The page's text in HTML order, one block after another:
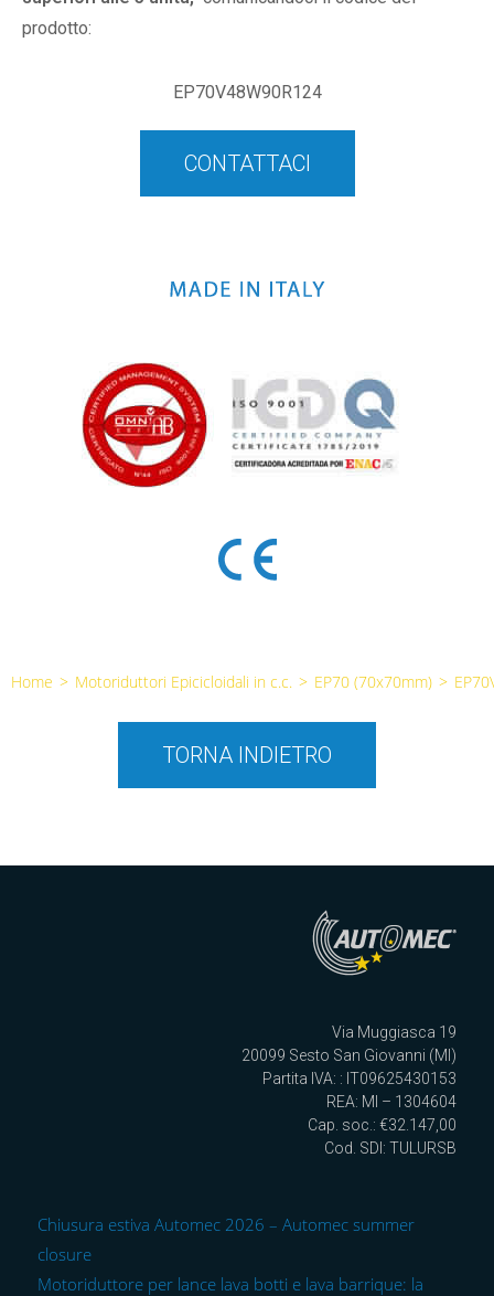
prodotto:
EP70V48W90R124
CONTATTACI
Home > Motoriduttori Epicicloidali in c.c. > EP70 (70x70mm) >
TORNA INDIETRO
Via Muggiasca 19
20099 Sesto San Giovanni (MI)
Partita IVA: : IT09625430153
REA: MI – 1304604
Cap. soc.: €32.147,00
Cod. SDI: TULURSB
Chiusura estiva Automec 2026 – Automec summer
closure
Motoriduttore per lance lava botti e lava barrique: la